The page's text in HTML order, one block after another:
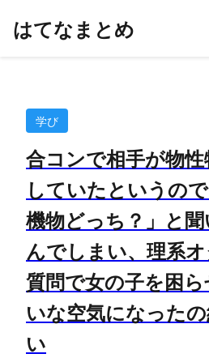
はてなまとめ
学び
合コンで相手が物
していたというの
機物どっち？」と
んでしまい、理系
質問で女の子を困
いな空気になった
い